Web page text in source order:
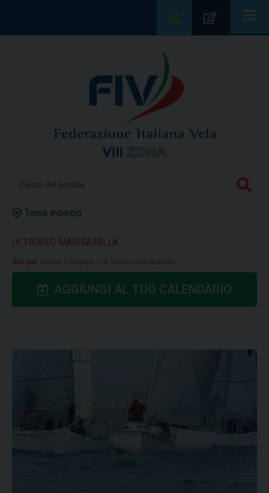
|||
Torna indietro
IX TROFEO MARISABELLA
Sei qui: / /
AGGIUNGI AL TUO CALENDARIO